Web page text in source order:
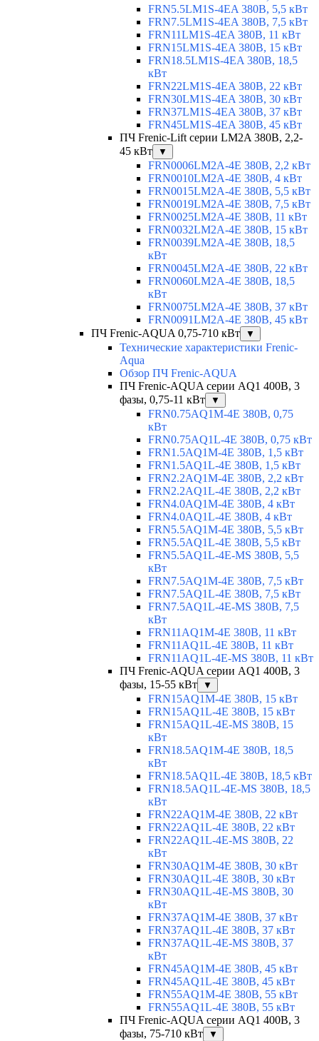
FRN5.5LM1S-4EA 380В, 5,5 кВт
FRN7.5LM1S-4EA 380В, 7,5 кВт
FRN11LM1S-4EA 380В, 11 кВт
FRN15LM1S-4EA 380В, 15 кВт
FRN18.5LM1S-4EA 380В, 18,5
кВт
FRN22LM1S-4EA 380В, 22 кВт
FRN30LM1S-4EA 380В, 30 кВт
FRN37LM1S-4EA 380В, 37 кВт
FRN45LM1S-4EA 380В, 45 кВт
ПЧ Frenic-Lift серии LM2A 380В, 2,2-
45 кВт
▼
FRN0006LM2A-4E 380В, 2,2 кВт
FRN0010LM2A-4E 380В, 4 кВт
FRN0015LM2A-4E 380В, 5,5 кВт
FRN0019LM2A-4E 380В, 7,5 кВт
FRN0025LM2A-4E 380В, 11 кВт
FRN0032LM2A-4E 380В, 15 кВт
FRN0039LM2A-4E 380В, 18,5
кВт
FRN0045LM2A-4E 380В, 22 кВт
FRN0060LM2A-4E 380В, 18,5
кВт
FRN0075LM2A-4E 380В, 37 кВт
FRN0091LM2A-4E 380В, 45 кВт
ПЧ Frenic-AQUA 0,75-710 кВт
▼
Технические характеристики Frenic-
Aqua
Обзор ПЧ Frenic-AQUA
ПЧ Frenic-AQUA серии AQ1 400В, 3
фазы, 0,75-11 кВт
▼
FRN0.75AQ1M-4E 380В, 0,75
кВт
FRN0.75AQ1L-4E 380В, 0,75 кВт
FRN1.5AQ1M-4E 380В, 1,5 кВт
FRN1.5AQ1L-4E 380В, 1,5 кВт
FRN2.2AQ1M-4E 380В, 2,2 кВт
FRN2.2AQ1L-4E 380В, 2,2 кВт
FRN4.0AQ1M-4E 380В, 4 кВт
FRN4.0AQ1L-4E 380В, 4 кВт
FRN5.5AQ1M-4E 380В, 5,5 кВт
FRN5.5AQ1L-4E 380В, 5,5 кВт
FRN5.5AQ1L-4E-MS 380В, 5,5
кВт
FRN7.5AQ1M-4E 380В, 7,5 кВт
FRN7.5AQ1L-4E 380В, 7,5 кВт
FRN7.5AQ1L-4E-MS 380В, 7,5
кВт
FRN11AQ1M-4E 380В, 11 кВт
FRN11AQ1L-4E 380В, 11 кВт
FRN11AQ1L-4E-MS 380В, 11 кВт
ПЧ Frenic-AQUA серии AQ1 400В, 3
фазы, 15-55 кВт
▼
FRN15AQ1M-4E 380В, 15 кВт
FRN15AQ1L-4E 380В, 15 кВт
FRN15AQ1L-4E-MS 380В, 15
кВт
FRN18.5AQ1M-4E 380В, 18,5
кВт
FRN18.5AQ1L-4E 380В, 18,5 кВт
FRN18.5AQ1L-4E-MS 380В, 18,5
кВт
FRN22AQ1M-4E 380В, 22 кВт
FRN22AQ1L-4E 380В, 22 кВт
FRN22AQ1L-4E-MS 380В, 22
кВт
FRN30AQ1M-4E 380В, 30 кВт
FRN30AQ1L-4E 380В, 30 кВт
FRN30AQ1L-4E-MS 380В, 30
кВт
FRN37AQ1M-4E 380В, 37 кВт
FRN37AQ1L-4E 380В, 37 кВт
FRN37AQ1L-4E-MS 380В, 37
кВт
FRN45AQ1M-4E 380В, 45 кВт
FRN45AQ1L-4E 380В, 45 кВт
FRN55AQ1M-4E 380В, 55 кВт
FRN55AQ1L-4E 380В, 55 кВт
ПЧ Frenic-AQUA серии AQ1 400В, 3
фазы, 75-710 кВт
▼